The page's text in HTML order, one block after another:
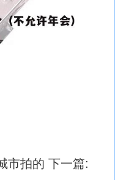
市拍的 下一篇: